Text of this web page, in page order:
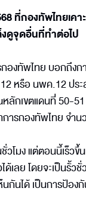
ที่กองทัพไทยเค
ดูจุดอื่นที่ทำต่อไป
งทัพไทย บอกถึงก
หรือ นพค.12 ประ
ลักเขตแดนที่ 50-
ารกองทัพไทย จำ
มง แต่ตอนนี้เร็วขึ้น
เลย โดยจะเป็นรั้
กันได้ เป็นการป้อ